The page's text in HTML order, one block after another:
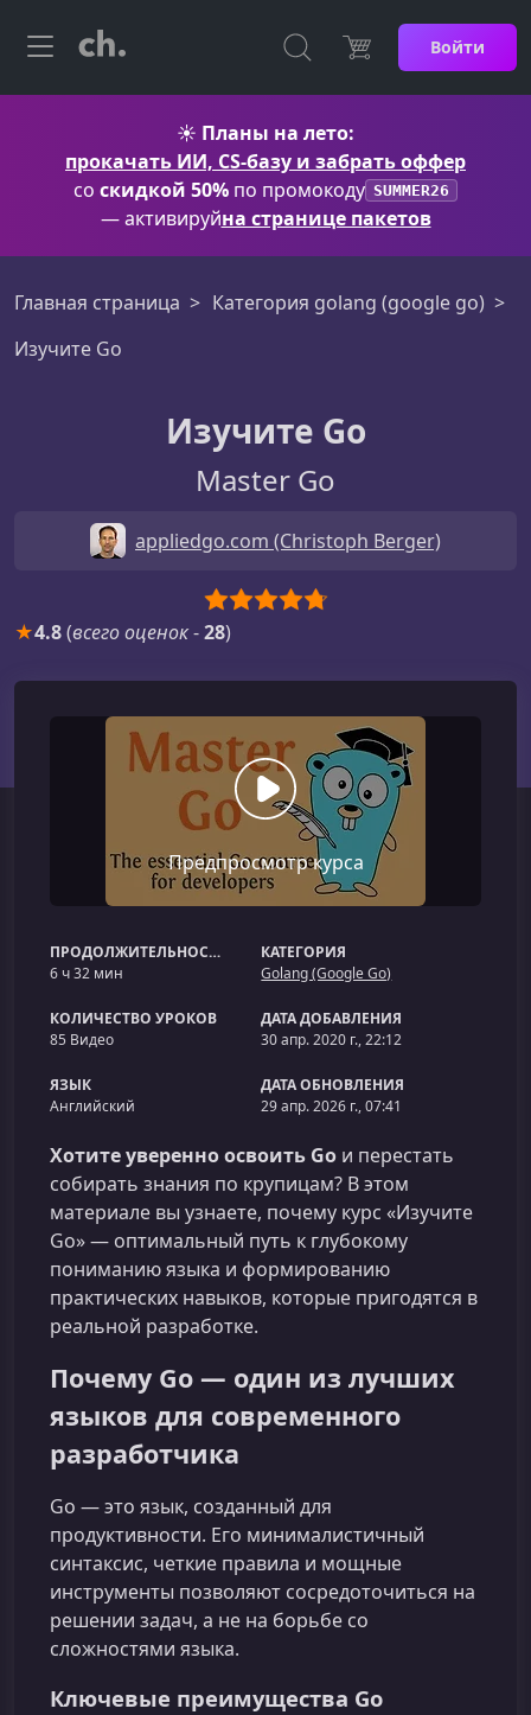
Войти
☀️ Планы на лето:
прокачать ИИ, CS-базу и забрать оффер
со скидкой 50% по промокоду SUMMER26
— активируйна странице пакетов
Главная страница
Категория golang (google go)
Изучите Go
Изучите Go
Master Go
appliedgo.com (Christoph Berger)
★4.8(всего оценок-28)
Предпросмотр курса
ПРОДОЛЖИТЕЛЬНОСТЬ
6 ч 32 мин
КАТЕГОРИЯ
Golang (Google Go)
КОЛИЧЕСТВО УРОКОВ
85 Видео
ДАТА ДОБАВЛЕНИЯ
30 апр. 2020 г., 22:12
ЯЗЫК
Английский
ДАТА ОБНОВЛЕНИЯ
29 апр. 2026 г., 07:41
Хотите уверенно освоить Go и перестать
собирать знания по крупицам? В этом
материале вы узнаете, почему курс «Изучите
Go» — оптимальный путь к глубокому
пониманию языка и формированию
практических навыков, которые пригодятся в
реальной разработке.
Почему Go — один из лучших
языков для современного
разработчика
Go — это язык, созданный для
продуктивности. Его минималистичный
синтаксис, четкие правила и мощные
инструменты позволяют сосредоточиться на
решении задач, а не на борьбе со
сложностями языка.
Ключевые преимущества Go